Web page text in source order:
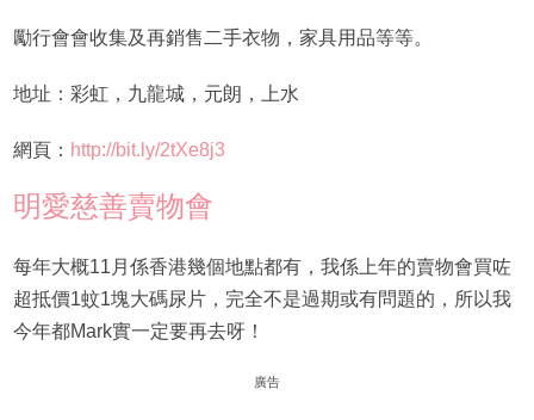
勵行會會收集及再銷售二手衣物，家具用品等等。
地址：彩虹，九龍城，元朗，上水
網頁： http://bit.ly/2tXe8j3
明愛慈善賣物會
每年大概11月係香港幾個地點都有，我係上年的賣物會買咗
超抵價1蚊1塊大碼尿片，完全不是過期或有問題的，所以我
今年都Mark實一定要再去呀！
廣告